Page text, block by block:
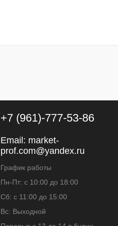
+7 (961)-777-53-86
Email: market-
prof.com@yandex.ru
График работы
Пн-Пт: с 10:00 до 18:00
Сб: с 11:00 до 15:00
Вс: Выходной